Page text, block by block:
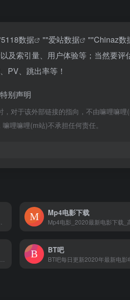
5118数据 ""爱站数据 ""Chinaz数
索引量、用户体验等；当然要
PV、跳出率等！
特别声明
对于该外部链接的指向，不由嘛哩嘛
哩嘛哩(m站)不承担任何责任。
Mp4电影下载
BT吧